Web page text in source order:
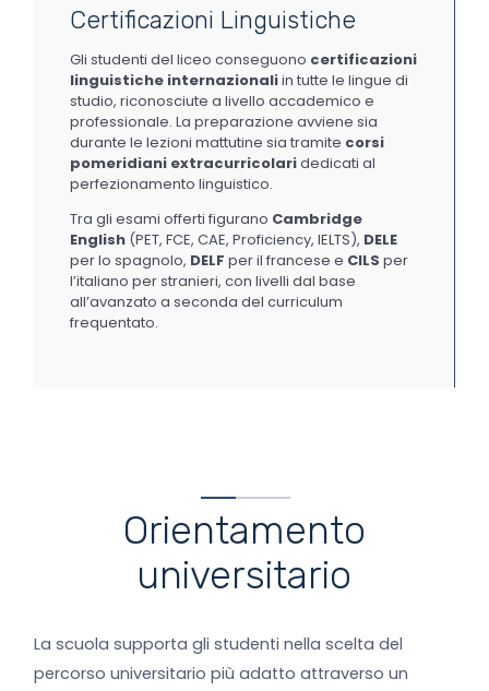
Certificazioni Linguistiche
Gli studenti del liceo conseguono certificazioni
linguistiche internazionaliin tutte le lingue di
studio, riconosciute a livello accademico e
professionale. La preparazione avviene sia
durante le lezioni mattutine sia tramite corsi
pomeridiani extracurricolaridedicati al
perfezionamento linguistico.
Tra gli esami offerti figurano Cambridge
English(PET, FCE, CAE, Proficiency, IELTS), DELE
per lo spagnolo, DELF per il francese e CILS per
l’italiano per stranieri, con livelli dal base
all’avanzato a seconda del curriculum
frequentato.
Orientamento
universitario
La scuola supporta gli studenti nella scelta del
percorso universitario più adatto attraverso un